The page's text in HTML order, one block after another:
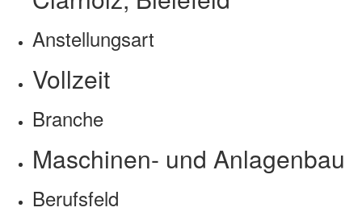
Anstellungsart
Vollzeit
Branche
Maschinen- und Anlagenbau
Berufsfeld